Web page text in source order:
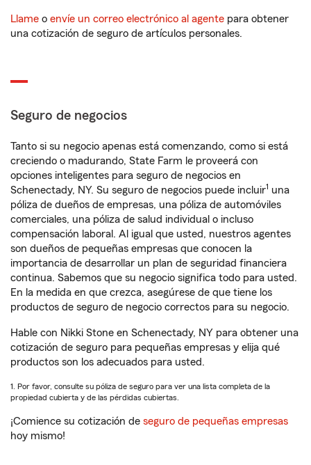
Llame o envíe un correo electrónico al agente para obtener
una cotización de seguro de artículos personales.
Seguro de negocios
Tanto si su negocio apenas está comenzando, como si está
creciendo o madurando, State Farm le proveerá con
opciones inteligentes para seguro de negocios en
Schenectady, NY. Su seguro de negocios puede incluir1 una
póliza de dueños de empresas, una póliza de automóviles
comerciales, una póliza de salud individual o incluso
compensación laboral. Al igual que usted, nuestros agentes
son dueños de pequeñas empresas que conocen la
importancia de desarrollar un plan de seguridad financiera
continua. Sabemos que su negocio significa todo para usted.
En la medida en que crezca, asegúrese de que tiene los
productos de seguro de negocio correctos para su negocio.
Hable con Nikki Stone en Schenectady, NY para obtener una
cotización de seguro para pequeñas empresas y elija qué
productos son los adecuados para usted.
1. Por favor, consulte su póliza de seguro para ver una lista completa de la
propiedad cubierta y de las pérdidas cubiertas.
¡Comience su cotización de seguro de pequeñas empresas
hoy mismo!